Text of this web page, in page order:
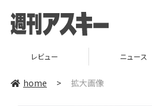
レビュー ニュース
home > 拡大画像